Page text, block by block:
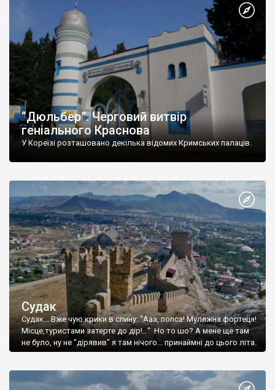
“Дюльбер”. Черговий витвір
геніального Краснова
У Кореїзі розташовано декілька відомих Кримських палаців.
Судак
Судак... Вже чую крики в спину: "Ааа, попса! Муляжна фортеця!
Місце,туристами затерте до дір!..." Но то шо? А мене ще там
не було, ну не "дірявив" я там нічого... принаймні до цього літа.